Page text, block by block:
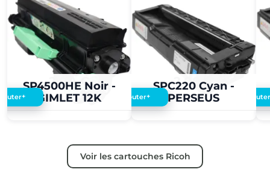
SP4500HE Noir -
GIMLET 12K
2,00 €
+
SPC220 Cyan -
PERSEUS
2,00 €
Ajouter+
Voir les cartouches Ricoh